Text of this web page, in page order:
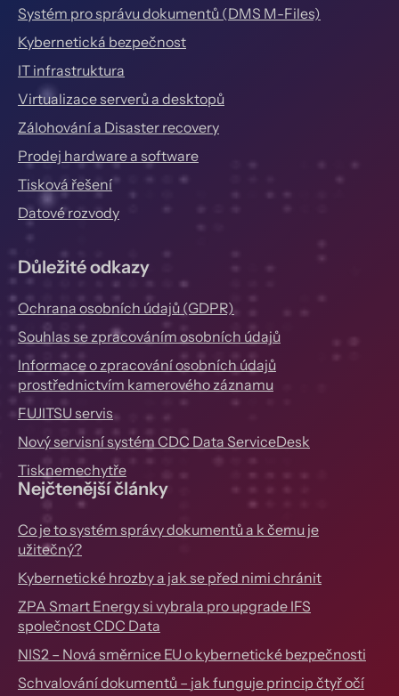
Systém pro správu dokumentů (DMS M-Files)
Kybernetická bezpečnost
IT infrastruktura
Virtualizace serverů a desktopů
Zálohování a Disaster recovery
Prodej hardware a software
Tisková řešení
Datové rozvody
Důležité odkazy
Ochrana osobních údajů (GDPR)
Souhlas se zpracováním osobních údajů
Informace o zpracování osobních údajů
prostřednictvím kamerového záznamu
FUJITSU servis
Nový servisní systém CDC Data ServiceDesk
Tisknemechytře
Nejčtenější články
Co je to systém správy dokumentů a k čemu je
užitečný?
Kybernetické hrozby a jak se před nimi chránit
ZPA Smart Energy si vybrala pro upgrade IFS
společnost CDC Data
NIS2 – Nová směrnice EU o kybernetické bezpečnosti
Schvalování dokumentů – jak funguje princip čtyř očí